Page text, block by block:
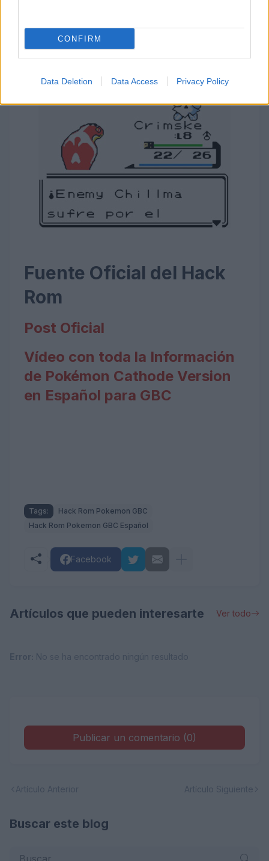
CONFIRM
Data Deletion Data Access Privacy Policy
Fuente Oficial del Hack
Rom
Post Oficial
Vídeo con toda la Información
de Pokémon Cathode Version
en Español para GBC
Tags:
Hack Rom Pokemon GBC
Hack Rom Pokemon GBC Español
Facebook
Artículos que pueden interesarte Ver todo
Error: No se ha encontrado ningún resultado
Publicar un comentario (0)
Artículo Anterior Artículo Siguiente
Buscar este blog